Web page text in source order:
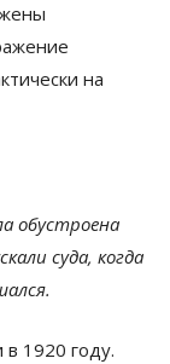
на
обустроена
суда, когда
1920 году.